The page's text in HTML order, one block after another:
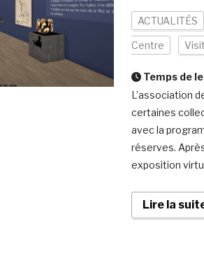
ACTUALITÉS
Centre
Temps de
L’association
certaines
avec la
réserves.
exposition
Lire la